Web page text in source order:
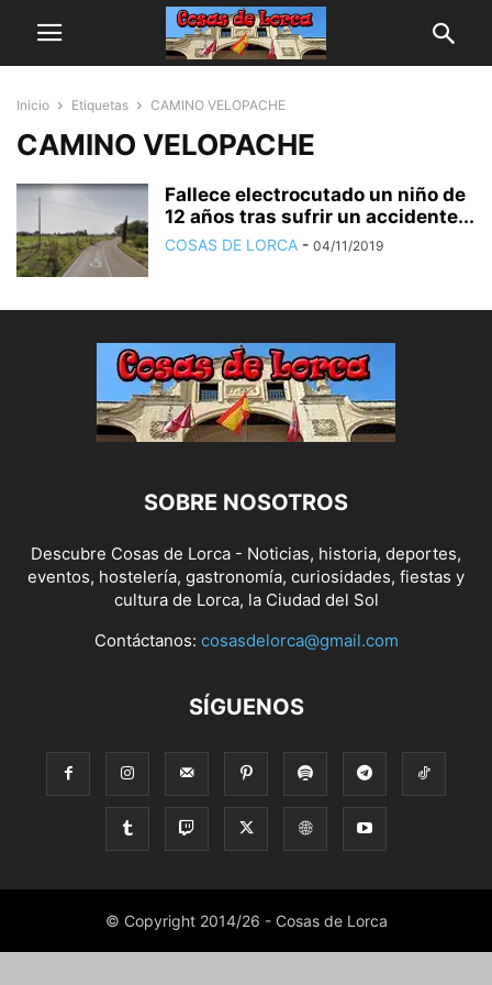
Inicio Etiquetas CAMINO VELOPACHE
CAMINO VELOPACHE
Fallece electrocutado un niño de
12 años tras sufrir un accidente...
COSAS DE LORCA - 04/11/2019
SOBRE NOSOTROS
Descubre Cosas de Lorca - Noticias, historia, deportes,
eventos, hostelería, gastronomía, curiosidades, fiestas y
cultura de Lorca, la Ciudad del Sol
Contáctanos: cosasdelorca@gmail.com
SÍGUENOS
© Copyright 2014/26 - Cosas de Lorca